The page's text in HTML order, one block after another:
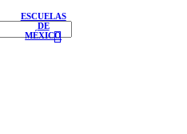
ESCUELAS
DE
MÉXICO